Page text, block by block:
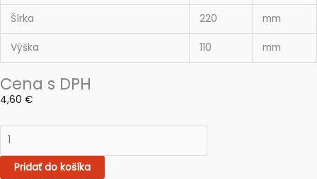
Šírka 220 mm
Výška 110 mm
Cena s DPH
4,60 €
Pridať do košíka